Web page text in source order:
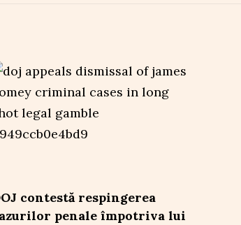
contestă respingerea
penale împotriva lui